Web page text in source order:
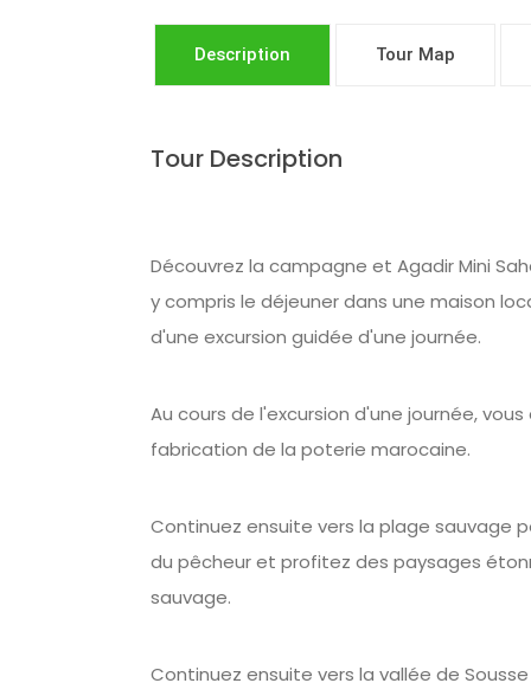
Description Tour Map
Tour Description
Découvrez la campagne et Agadir Mini
y compris le déjeuner dans une maison
d'une excursion guidée d'une journée.
Au cours de l'excursion d'une journée,
fabrication de la poterie marocaine.
Continuez ensuite vers la plage sauvage
du pêcheur et profitez des paysages
sauvage.
Continuez ensuite vers la vallée de